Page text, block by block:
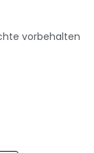
vorbehalten